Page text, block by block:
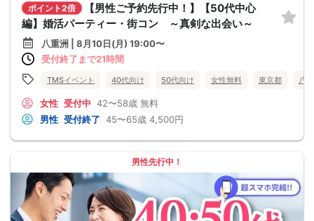
ポイント2倍
【男性ご予約先行中！】【50代中心
編】婚活パーティー・街コン ～真剣な出会い～
八重洲 | 8月10日(月) 19:00〜
受付終了まで21時間
TMSイベント 40代向け 50代向け 女性無料 東京都 八
女性 受付中 42〜58歳 無料
男性 受付終了 45〜65歳 4,500円
男性先行中！